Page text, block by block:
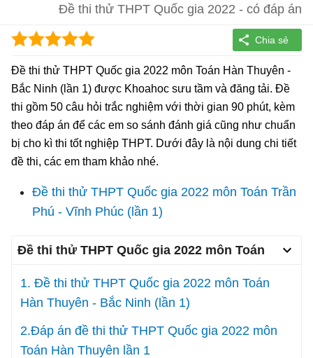
Đề thi thử THPT Quốc gia 2022 - có đáp án
Đề thi thử THPT Quốc gia 2022 môn Toán Hàn Thuyên -
Bắc Ninh (lần 1) được Khoahoc sưu tầm và đăng tải. Đề
thi gồm 50 câu hỏi trắc nghiệm với thời gian 90 phút, kèm
theo đáp án để các em so sánh đánh giá cũng như chuẩn
bị cho kì thi tốt nghiệp THPT. Dưới đây là nội dung chi tiết
đề thi, các em tham khảo nhé.
Đề thi thử THPT Quốc gia 2022 môn Toán Trần
Phú - Vĩnh Phúc (lần 1)
Đề thi thử THPT Quốc gia 2022 môn Toán
1. Đề thi thử THPT Quốc gia 2022 môn Toán
Hàn Thuyên - Bắc Ninh (lần 1)
2.Đáp án đề thi thử THPT Quốc gia 2022 môn
Toán Hàn Thuyên lần 1